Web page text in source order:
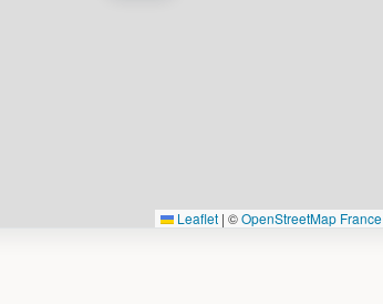
Leaflet | ©OpenStreetMap France